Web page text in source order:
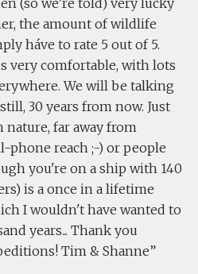
(so we're told) very lucky
the amount of wildlife
háve to rate 5 out of 5.
very comfortable, with lots
We will be talking
30 years from now. Just
far away from
phone reach ;-) or people
you're on a ship with 140
is a once in a lifetime
I wouldn't have wanted to
years... Thank you
Tim & Shanne